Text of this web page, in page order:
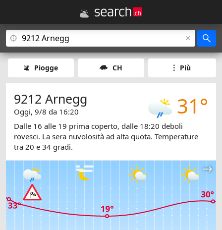
Piogge CH Più
31°
9212 Arnegg
Oggi, 9/8 da 16:20
Dalle 16 alle 19 prima coperto, dalle 18:20 deboli
rovesci. La sera nuvolosità ad alta quota. Temperature
tra 20 e 34 gradi.